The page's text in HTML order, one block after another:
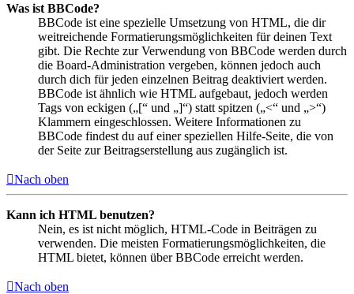
Was ist BBCode?
BBCode ist eine spezielle Umsetzung von HTML, die dir
weitreichende Formatierungsmöglichkeiten für deinen Text
gibt. Die Rechte zur Verwendung von BBCode werden durch
die Board-Administration vergeben, können jedoch auch
durch dich für jeden einzelnen Beitrag deaktiviert werden.
BBCode ist ähnlich wie HTML aufgebaut, jedoch werden
Tags von eckigen („[“ und „]“) statt spitzen („<“ und „>“)
Klammern eingeschlossen. Weitere Informationen zu
BBCode findest du auf einer speziellen Hilfe-Seite, die von
der Seite zur Beitragserstellung aus zugänglich ist.
Nach oben
Kann ich HTML benutzen?
Nein, es ist nicht möglich, HTML-Code in Beiträgen zu
verwenden. Die meisten Formatierungsmöglichkeiten, die
HTML bietet, können über BBCode erreicht werden.
Nach oben